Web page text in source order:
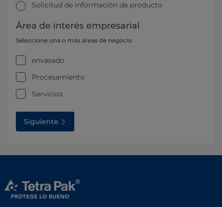
Solicitud de información de producto
Área de interés empresarial
Seleccione una o más áreas de negocio
envasado
Procesamiento
Servicios
Siguiente